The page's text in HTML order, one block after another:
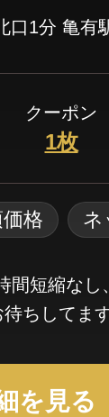
クーポン
1枚
格 ネ
間短縮なし
ちしてま
を見る